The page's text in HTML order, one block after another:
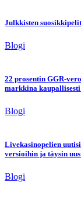
Julkkisten
Blogi
22 prosentin GGR-
markkina
Blogi
Livekasinopelien
versioihin ja täysin
Blogi